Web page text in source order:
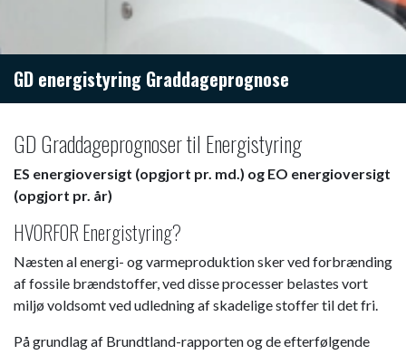
GD energistyring Graddageprognose
GD Graddageprognoser til Energistyring​
ES energioversigt (opgjort pr. md.) og EO energioversigt
(opgjort pr. år)​
HVORFOR Energistyring?
Næsten al energi- og varmeproduktion sker ved forbrænding
af fossile brændstoffer, ved disse processer belastes vort
miljø voldsomt ved udledning af skadelige stoffer til det fri.
På grundlag af Brundtland-rapporten og de efterfølgende